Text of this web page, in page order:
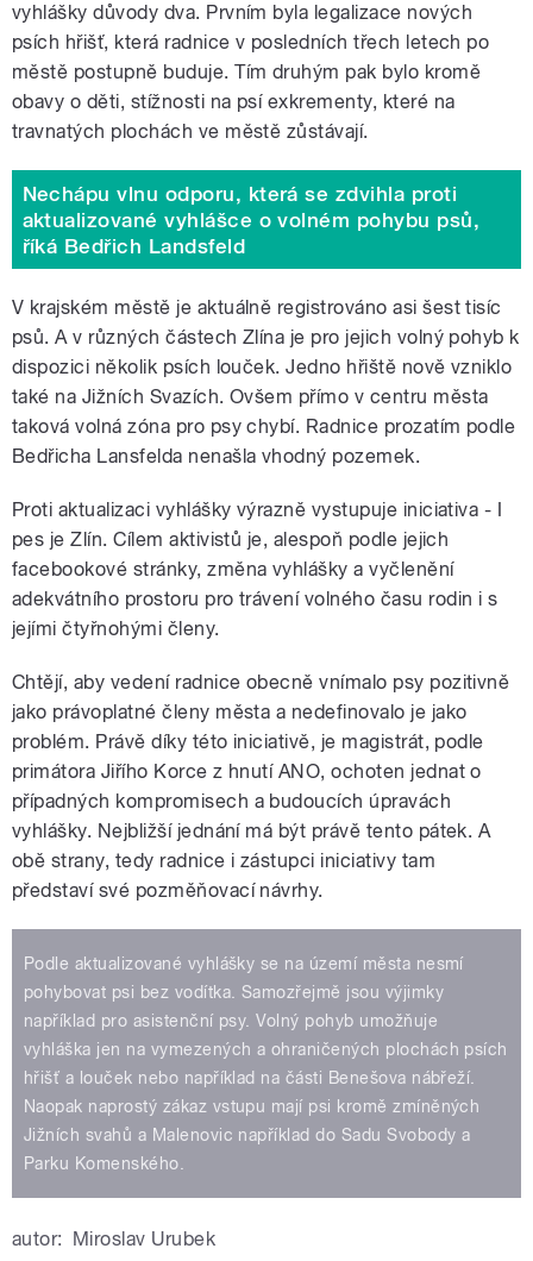
vyhlášky důvody dva. Prvním byla legalizace nových
psích hřišť, která radnice v posledních třech letech po
městě postupně buduje. Tím druhým pak bylo kromě
obavy o děti, stížnosti na psí exkrementy, které na
travnatých plochách ve městě zůstávají.
Nechápu vlnu odporu, která se zdvihla proti
aktualizované vyhlášce o volném pohybu psů,
říká Bedřich Landsfeld
V krajském městě je aktuálně registrováno asi šest tisíc
psů. A v různých částech Zlína je pro jejich volný pohyb k
dispozici několik psích louček. Jedno hřiště nově vzniklo
také na Jižních Svazích. Ovšem přímo v centru města
taková volná zóna pro psy chybí. Radnice prozatím podle
Bedřicha Lansfelda nenašla vhodný pozemek.
Proti aktualizaci vyhlášky výrazně vystupuje iniciativa - I
pes je Zlín. Cílem aktivistů je, alespoň podle jejich
facebookové stránky, změna vyhlášky a vyčlenění
adekvátního prostoru pro trávení volného času rodin i s
jejími čtyřnohými členy.
Chtějí, aby vedení radnice obecně vnímalo psy pozitivně
jako právoplatné členy města a nedefinovalo je jako
problém. Právě díky této iniciativě, je magistrát, podle
primátora Jiřího Korce z hnutí ANO, ochoten jednat o
případných kompromisech a budoucích úpravách
vyhlášky. Nejbližší jednání má být právě tento pátek. A
obě strany, tedy radnice i zástupci iniciativy tam
představí své pozměňovací návrhy.
Podle aktualizované vyhlášky se na území města nesmí
pohybovat psi bez vodítka. Samozřejmě jsou výjimky
například pro asistenční psy. Volný pohyb umožňuje
vyhláška jen na vymezených a ohraničených plochách psích
hřišť a louček nebo například na části Benešova nábřeží.
Naopak naprostý zákaz vstupu mají psi kromě zmíněných
Jižních svahů a Malenovic například do Sadu Svobody a
Parku Komenského.
autor: Miroslav Urubek